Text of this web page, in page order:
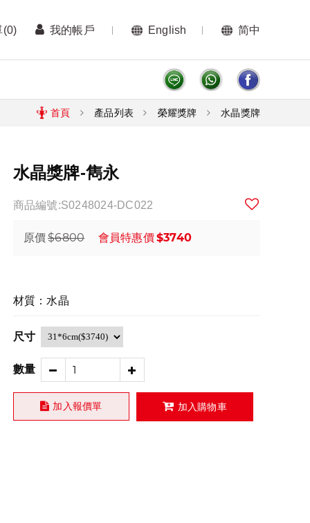
(0) 我的帳戶 English 简中
首頁 產品列表 榮耀獎牌 水晶獎牌
水晶獎牌-雋永
商品編號:S0248024-DC022
原價$6800 會員特惠價$3740
材質：水晶
尺寸
數量
加入報價單 加入購物車